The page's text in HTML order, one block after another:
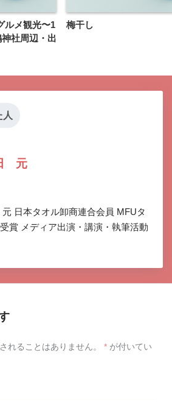
ルメ観光〜1
社周辺・出
梅干し
人
元
日本タオル卸商連合会員 MFUタ
賞 メディア出演・講演・執筆活動
れることはありません。 * が付いてい